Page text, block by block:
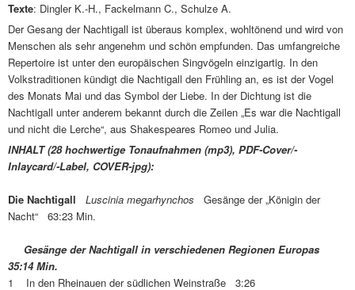
Texte: Dingler K.-H., Fackelmann C., Schulze A.
Der Gesang der Nachtigall ist überaus komplex, wohltönend und wird von
Menschen als sehr angenehm und schön empfunden. Das umfangreiche
Repertoire ist unter den europäischen Singvögeln einzigartig. In den
Volkstraditionen kündigt die Nachtigall den Frühling an, es ist der Vogel
des Monats Mai und das Symbol der Liebe. In der Dichtung ist die
Nachtigall unter anderem bekannt durch die Zeilen „Es war die Nachtigall
und nicht die Lerche“, aus Shakespeares Romeo und Julia.
INHALT (28 hochwertige Tonaufnahmen (mp3), PDF-Cover/-
Inlaycard/-Label, COVER-jpg):
Die Nachtigall Luscinia megarhynchos Gesänge der „Königin der
Nacht“ 63:23 Min.
Gesänge der Nachtigall in verschiedenen Regionen Europas
35:14 Min.
1 In den Rheinauen der südlichen Weinstraße 3:26